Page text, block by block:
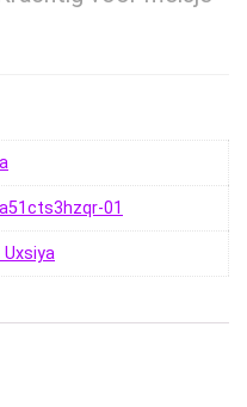
01
Uxsiya